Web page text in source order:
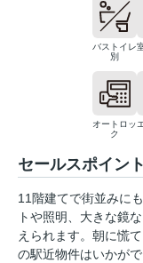
バストイレ
別
オートロッ
ク
セールスポイント
11階建てで街並みに
トや照明、大きな鏡
えられます。朝に慌
の駅近物件はいかが